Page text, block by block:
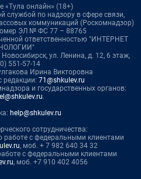
«Тула онлайн» (18+)
службой по надзору в сфере связи,
коммуникаций (Роскомнадзор)
ЭЛ № ФС 77 – 88765
ответственностью "ИНТЕРНЕТ
ул. Ленина, д. 12, 6 этаж,
551-57-14
Ирина Викторовна
редакции: 71@shkulev.ru
и государственных органов:
.
help@shkulev.ru
сотрудничества:
с федеральными клиентами
, моб. + 7 982 640 34 32
с федеральными клиентами
, моб. +7 910 402 4056